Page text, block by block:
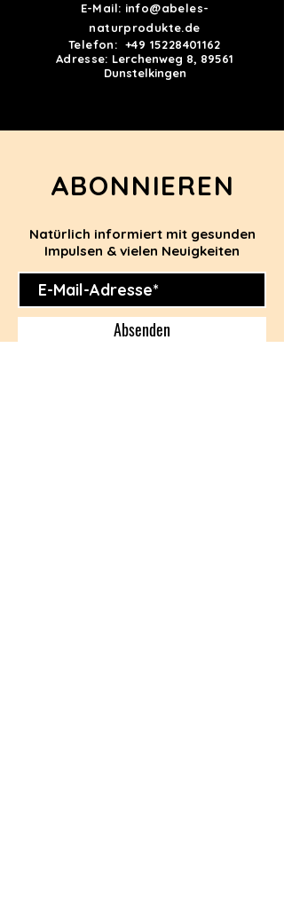
E-Mail: info@abeles-
naturprodukte.de
Telefon:+49 15228401162
Adresse: Lerchenweg 8, 89561
Dunstelkingen
ABONNIEREN
Natürlich informiert mit gesunden
Impulsen & vielen Neuigkeiten
Absenden